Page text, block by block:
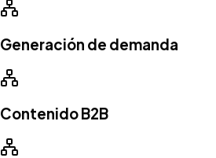
Generación de demanda
Contenido B2B